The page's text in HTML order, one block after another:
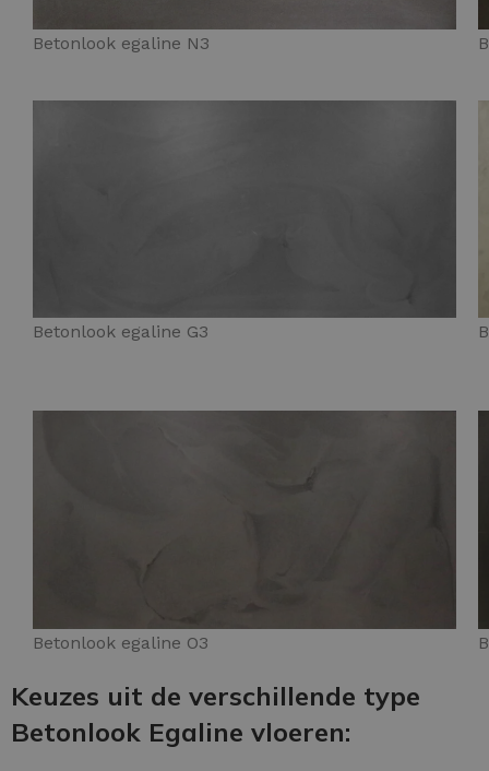
Betonlook egaline N3
Betonlook egaline G3
Betonlook egaline O3
Keuzes uit de verschillende type
Betonlook Egaline vloeren: